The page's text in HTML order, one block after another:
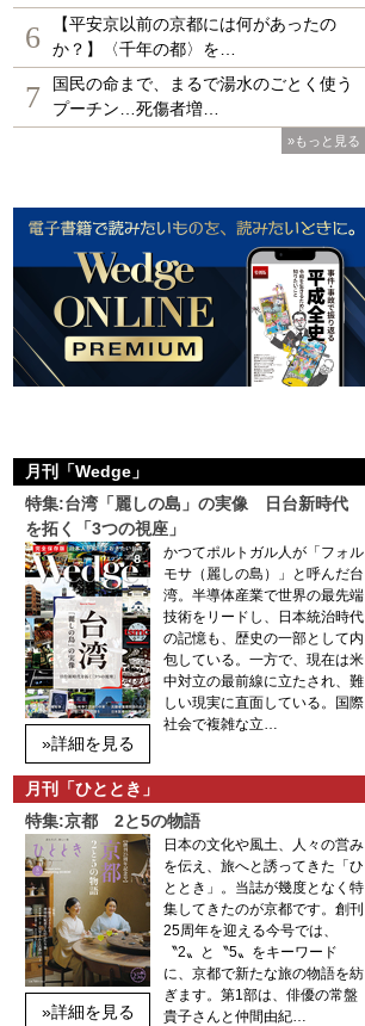
6
【平安京以前の京都には何があったの
か？】〈千年の都〉を…
7
国民の命まで、まるで湯水のごとく使う
プーチン…死傷者増…
»もっと見る
月刊「Wedge」
特集:台湾「麗しの島」の実像 日台新時代
を拓く「3つの視座」
»詳細を見る
かつてポルトガル人が「フォル
モサ（麗しの島）」と呼んだ台
湾。半導体産業で世界の最先端
技術をリードし、日本統治時代
の記憶も、歴史の一部として内
包している。一方で、現在は米
中対立の最前線に立たされ、難
しい現実に直面している。国際
社会で複雑な立…
月刊「ひととき」
特集:京都 2と5の物語
»詳細を見る
日本の文化や風土、人々の営み
を伝え、旅へと誘ってきた「ひ
ととき」。当誌が幾度となく特
集してきたのが京都です。創刊
25周年を迎える今号では、
〝2〟と〝5〟をキーワード
に、京都で新たな旅の物語を紡
ぎます。第1部は、俳優の常盤
貴子さんと仲間由紀…